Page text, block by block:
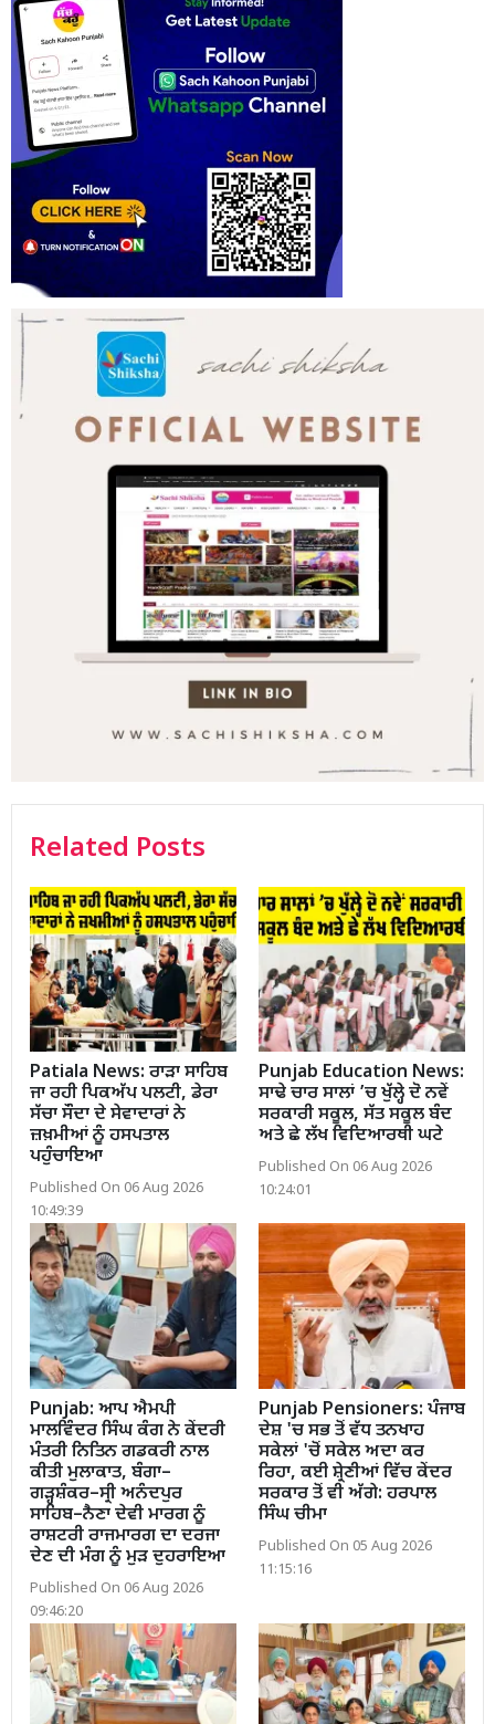
Related Posts
Patiala News: ਰਾੜਾ ਸਾਹਿਬ
ਜਾ ਰਹੀ ਪਿਕਅੱਪ ਪਲਟੀ, ਡੇਰਾ
ਸੱਚਾ ਸੌਦਾ ਦੇ ਸੇਵਾਦਾਰਾਂ ਨੇ
ਜ਼ਖ਼ਮੀਆਂ ਨੂੰ ਹਸਪਤਾਲ
ਪਹੁੰਚਾਇਆ
Published On 06 Aug 2026
10:49:39
Punjab Education News:
ਸਾਢੇ ਚਾਰ ਸਾਲਾਂ ’ਚ ਖੁੱਲ੍ਹੇ ਦੋ ਨਵੇਂ
ਸਰਕਾਰੀ ਸਕੂਲ, ਸੱਤ ਸਕੂਲ ਬੰਦ
ਅਤੇ ਛੇ ਲੱਖ ਵਿਦਿਆਰਥੀ ਘਟੇ
Published On 06 Aug 2026
10:24:01
Punjab: ਆਪ ਐਮਪੀ
ਮਾਲਵਿੰਦਰ ਸਿੰਘ ਕੰਗ ਨੇ ਕੇਂਦਰੀ
ਮੰਤਰੀ ਨਿਤਿਨ ਗਡਕਰੀ ਨਾਲ
ਕੀਤੀ ਮੁਲਾਕਾਤ, ਬੰਗਾ–
ਗੜ੍ਹਸ਼ੰਕਰ–ਸ੍ਰੀ ਅਨੰਦਪੁਰ
ਸਾਹਿਬ–ਨੈਣਾ ਦੇਵੀ ਮਾਰਗ ਨੂੰ
ਰਾਸ਼ਟਰੀ ਰਾਜਮਾਰਗ ਦਾ ਦਰਜਾ
ਦੇਣ ਦੀ ਮੰਗ ਨੂੰ ਮੁੜ ਦੁਹਰਾਇਆ
Published On 06 Aug 2026
09:46:20
Punjab Pensioners: ਪੰਜਾਬ
ਦੇਸ਼ 'ਚ ਸਭ ਤੋਂ ਵੱਧ ਤਨਖਾਹ
ਸਕੇਲਾਂ 'ਚੋਂ ਸਕੇਲ ਅਦਾ ਕਰ
ਰਿਹਾ, ਕਈ ਸ਼੍ਰੇਣੀਆਂ ਵਿੱਚ ਕੇਂਦਰ
ਸਰਕਾਰ ਤੋਂ ਵੀ ਅੱਗੇ: ਹਰਪਾਲ
ਸਿੰਘ ਚੀਮਾ
Published On 05 Aug 2026
11:15:16